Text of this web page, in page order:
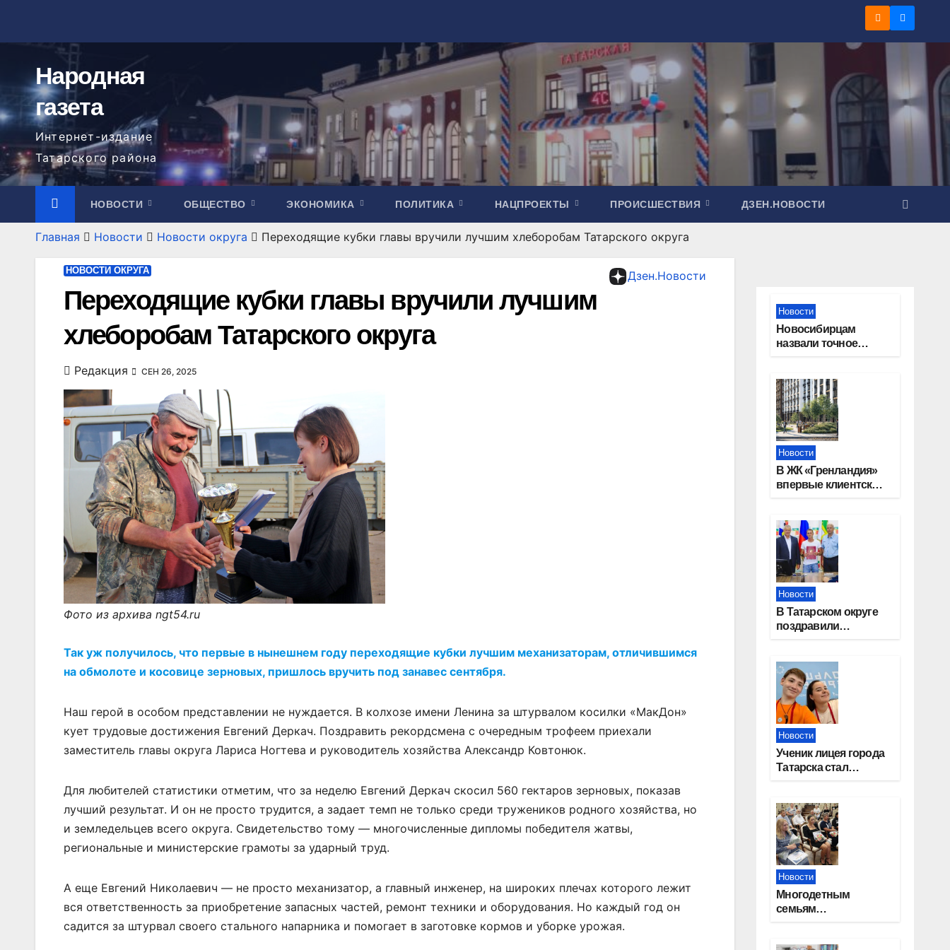
содержимому
Народная
газета
Интернет-издание
Татарского района
НОВОСТИ ОБЩЕСТВО ЭКОНОМИКА ПОЛИТИКА НАЦПРОЕКТЫ ПРОИСШЕСТВИЯ ДЗЕН.НОВОСТИ
Главная Новости Новости округа Переходящие кубки главы вручили лучшим хлеборобам Татарского округа
Дзен.Новости
НОВОСТИ ОКРУГА
Переходящие кубки главы вручили лучшим
хлеборобам Татарского округа
Редакция СЕН 26, 2025
Фото из архива ngt54.ru
Так уж получилось, что первые в нынешнем году переходящие кубки лучшим механизаторам, отличившимся
на обмолоте и косовице зерновых, пришлось вручить под занавес сентября.
Наш герой в особом представлении не нуждается. В колхозе имени Ленина за штурвалом косилки «МакДон»
кует трудовые достижения Евгений Деркач. Поздравить рекордсмена с очередным трофеем приехали
заместитель главы округа Лариса Ногтева и руководитель хозяйства Александр Ковтонюк.
Для любителей статистики отметим, что за неделю Евгений Деркач скосил 560 гектаров зерновых, показав
лучший результат. И он не просто трудится, а задает темп не только среди тружеников родного хозяйства, но
и земледельцев всего округа. Свидетельство тому — многочисленные дипломы победителя жатвы,
региональные и министерские грамоты за ударный труд.
А еще Евгений Николаевич — не просто механизатор, а главный инженер, на широких плечах которого лежит
вся ответственность за приобретение запасных частей, ремонт техники и оборудования. Но каждый год он
садится за штурвал своего стального напарника и помогает в заготовке кормов и уборке урожая.
Новости
Новосибирцам
назвали точное
праздники в 2027
году
Новости
В ЖК «Гренландия»
впервые клиентские
группы компаний
«СОЮЗ»
Новости
В Татарском округе
поздравили
отрасли
Новости
Ученик лицея города
Татарска стал
Новости
Многодетным
семьям